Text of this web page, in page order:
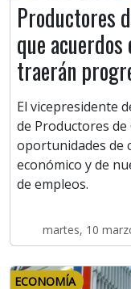
Productores
que acuerdos
traerán
El vicepresidente
de Productores de
oportunidades de
económico y de
de empleos.
martes, 10
ECONOMÍA